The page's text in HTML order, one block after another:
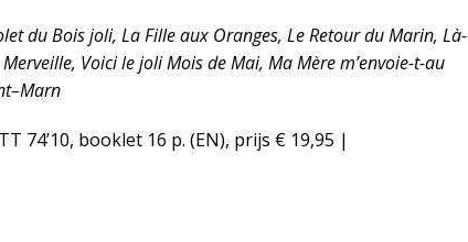
du Bois joli, La Fille aux Oranges, Le Retour du Marin, Là-
Voici le joli Mois de Mai, Ma Mère m’envoie-t-au
74’10, booklet 16 p. (EN), prijs € 19,95 |